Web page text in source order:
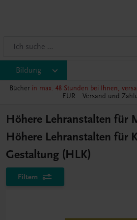
Bildung
Bücher in max. 48 Stunden bei Ihnen,
EUR – Versand und
Höhere Lehranstalten für
Höhere Lehranstalten für
Gestaltung (HLK)
Filtern